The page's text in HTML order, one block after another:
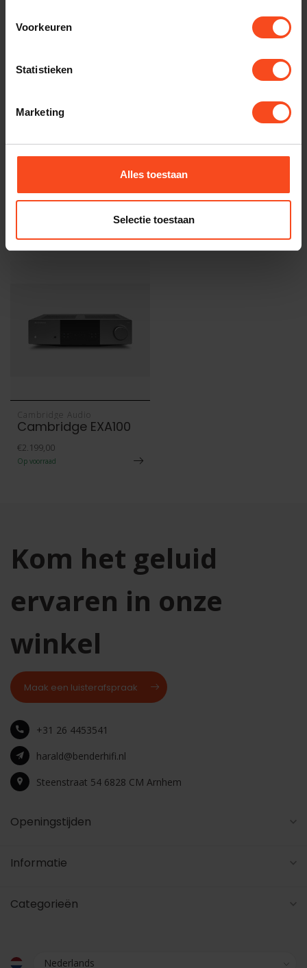
Voorkeuren
Statistieken
Marketing
Alles toestaan
Selectie toestaan
€1.799,00
Recent bekeken
Cambridge Audio
Cambridge EXA100
€2.199,00
Op voorraad
Kom het geluid
ervaren in onze
winkel
Maak een luisterafspraak
+31 26 4453541
harald@benderhifi.nl
Steenstraat 54 6828 CM Arnhem
Openingstijden
Informatie
Categorieën